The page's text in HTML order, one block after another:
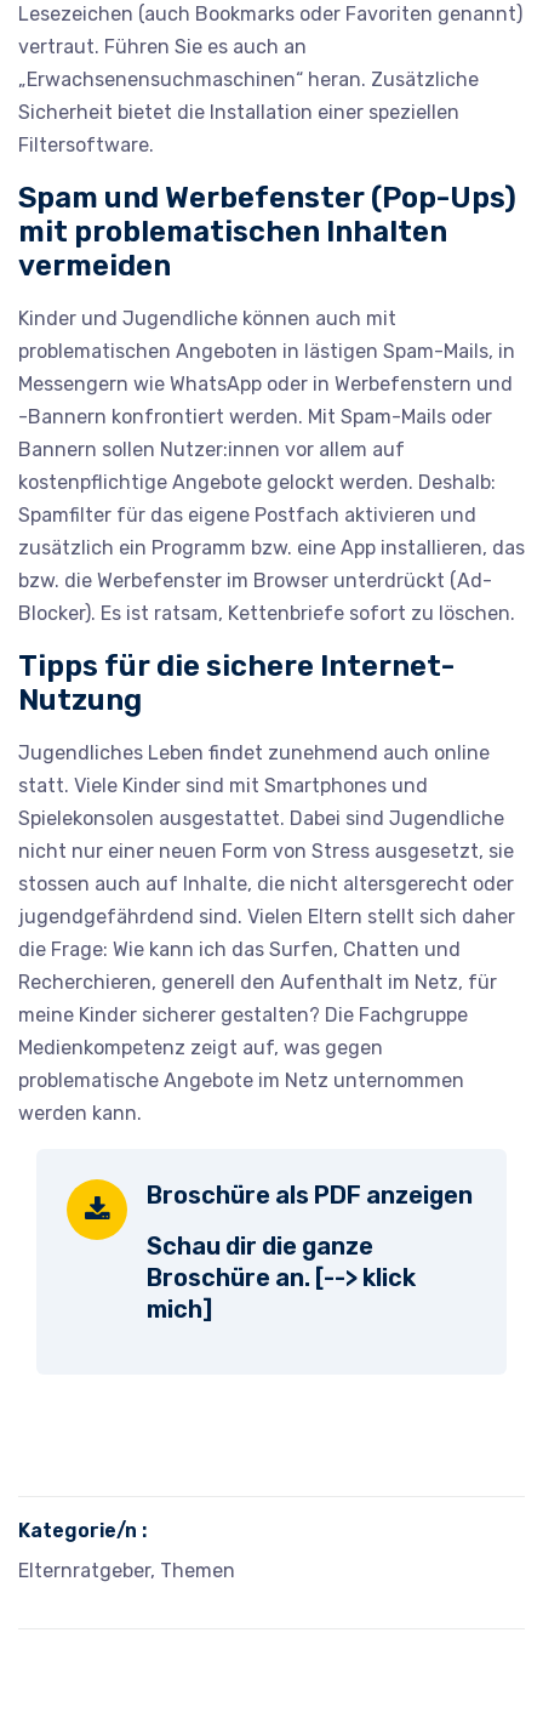
Lesezeichen (auch Bookmarks oder Favoriten genannt)
vertraut. Führen Sie es auch an
„Erwachsenensuchmaschinen“ heran. Zusätzliche
Sicherheit bietet die Installation einer speziellen
Filtersoftware.
Spam und Werbefenster (Pop-Ups)
mit problematischen Inhalten
vermeiden
Kinder und Jugendliche können auch mit
problematischen Angeboten in lästigen Spam-Mails, in
Messengern wie WhatsApp oder in Werbefenstern und
-Bannern konfrontiert werden. Mit Spam-Mails oder
Bannern sollen Nutzer:innen vor allem auf
kostenpflichtige Angebote gelockt werden. Deshalb:
Spamfilter für das eigene Postfach aktivieren und
zusätzlich ein Programm bzw. eine App installieren, das
bzw. die Werbefenster im Browser unterdrückt (Ad-
Blocker). Es ist ratsam, Kettenbriefe sofort zu löschen.
Tipps für die sichere Internet-
Nutzung
Jugendliches Leben findet zunehmend auch online
statt. Viele Kinder sind mit Smartphones und
Spielekonsolen ausgestattet. Dabei sind Jugendliche
nicht nur einer neuen Form von Stress ausgesetzt, sie
stossen auch auf Inhalte, die nicht altersgerecht oder
jugendgefährdend sind. Vielen Eltern stellt sich daher
die Frage: Wie kann ich das Surfen, Chatten und
Recherchieren, generell den Aufenthalt im Netz, für
meine Kinder sicherer gestalten? Die Fachgruppe
Medienkompetenz zeigt auf, was gegen
problematische Angebote im Netz unternommen
werden kann.
Broschüre als PDF anzeigen
Schau dir die ganze
Broschüre an. [--> klick
mich]
Kategorie/n :
Elternratgeber, Themen